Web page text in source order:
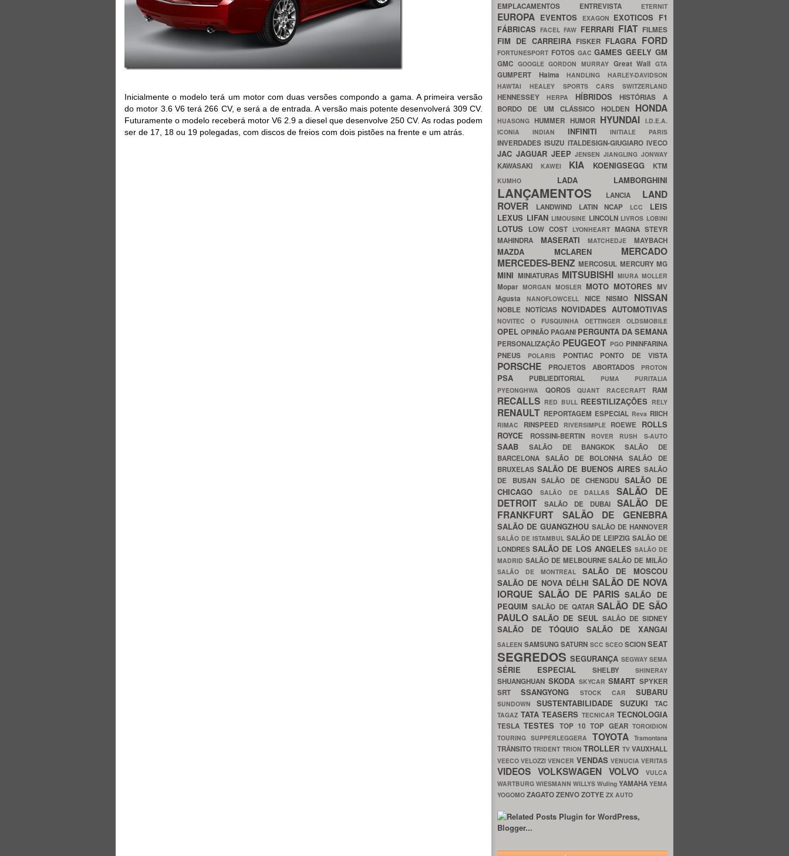
Inicialmente o modelo terá um motor com duas versões compondo a gama. A primeira versão
do motor 3.6 V6 terá 266 CV, e será a de entrada. A versão mais potente desenvolverá 309 CV.
Futuramente o modelo receberá motor V6 2.9 a diesel que desenvolve 250 CV. As rodas podem
ser de 17, 18 ou 19 polegadas, com discos de freios com dois pistões na frente e um atrás.
EMPLACAMENTOS ENTREVISTA ETERNIT
EUROPA EVENTOS EXAGON EXOTICOS F1
FÁBRICASFACELFAW FERRARI FIAT FILMES
FIM DE CARREIRA FISKER FLAGRA FORD
FORTUNESPORT FOTOS GACGAMESGEELYGM
GMC GOOGLEGORDON MURRAY Great WallGTA
GUMPERT HaimaHANDLINGHARLEY-DAVIDSON
HAWTAI HEALEY SPORTS CARS SWITZERLAND
HENNESSEY HERPA HÍBRIDOSHISTÓRIAS A
BORDO DE UM CLÁSSICO HOLDEN HONDA
HUASONGHUMMER HUMOR HYUNDAI I.D.E.A.
ICONIA INDIAN INFINITIINITIALE PARIS
INVERDADESISUZU ITALDESIGN-GIUGIAROIVECO
JAC JAGUAR JEEPJENSENJIANGLINGJONWAY
KAWASAKI KAWEI KIA KOENIGSEGG KTM
KUMHO LADA LAMBORGHINI
LANÇAMENTOS LANCIA LAND
ROVER
LANDWIND LATIN NCAP LCC LEIS
LEXUS LIFAN LIMOUSINE LINCOLN LIVROS LOBINI
LOTUS LOW COST LYONHEART MAGNA STEYR
MAHINDRA MASERATIMATCHEDJEMAYBACH
MAZDA MCLAREN MERCADO
MERCEDES-BENZMERCOSUL MERCURYMG
MINI MINIATURAS MITSUBISHI MIURA MOLLER
Mopar MORGAN MOSLER MOTO MOTORES MV
Agusta NANOFLOWCELL NICENISMO NISSAN
NOBLE NOTÍCIAS NOVIDADES AUTOMOTIVAS
NOVITEC O FUSQUINHA OETTINGER OLDSMOBILE
OPEL OPINIÃO PAGANI PERGUNTA DA SEMANA
PERSONALIZAÇÃO PEUGEOT PGO PININFARINA
PNEUS
POLARIS PONTIAC PONTO DE VISTA
PORSCHE PROJETOS ABORTADOS PROTON
PSA PUBLIEDITORIAL PUMA PURITALIA
PYEONGHWA QOROS QUANT RACECRAFT RAM
RECALLS RED BULL REESTILIZAÇÕES RELY
RENAULT REPORTAGEM ESPECIAL Reva RIICH
RIMAC RINSPEED RIVERSIMPLE ROEWE ROLLS
ROYCE
ROSSINI-BERTIN ROVER RUSH S-AUTO
SAAB SALÃO DE BANGKOKSALÃO DE
BARCELONA SALÃO DE BOLONHASALÃO DE
BRUXELAS SALÃO DE BUENOS AIRES SALÃO
DE BUSAN SALÃO DE CHENGDU SALÃO DE
CHICAGO
SALÃO DE DALLASSALÃO DE
DETROIT
SALÃO DE DUBAI SALÃO DE
FRANKFURT SALÃO DE GENEBRA
SALÃO DE GUANGZHOU SALÃO DE HANNOVER
SALÃO DE ISTAMBUL SALÃO DE LEIPZIGSALÃO DE
LONDRESSALÃO DE LOS ANGELES SALÃO DE
MADRID SALÃO DE MELBOURNESALÃO DE MILÃO
SALÃO DE MONTREAL SALÃO DE MOSCOU
SALÃO DE NOVA DÉLHI SALÃO DE NOVA
IORQUE SALÃO DE PARISSALÃO DE
PEQUIM SALÃO DE QATARSALÃO DE SÃO
PAULO SALÃO DE SEUL SALÃO DE SIDNEY
SALÃO DE TÓQUIO SALÃO DE XANGAI
SALEENSAMSUNGSATURN SCC SCEO SCIONSEAT
SEGREDOSSEGURANÇA SEGWAYSEMA
SÉRIE ESPECIAL SHELBY SHINERAY
SHUANGHUAN SKODA SKYCARSMART SPYKER
SRTSSANGYONG STOCK CAR SUBARU
SUNDOWNSUSTENTABILIDADE SUZUKITAC
TAGAZ TATA TEASERS TECNICAR TECNOLOGIA
TESLATESTES TOP 10TOP GEARTOROIDION
TOURING SUPPERLEGGERA TOYOTATramontana
TRÂNSITOTRIDENT TRIONTROLLER TVVAUXHALL
VEECOVELOZZIVENCER VENDAS VENUCIAVERITAS
VIDEOS VOLKSWAGEN VOLVO
VULCA
WARTBURG WIESMANN WILLYS Wuling YAMAHA YEMA
YOGOMO ZAGATOZENVOZOTYE ZX AUTO